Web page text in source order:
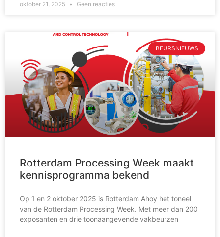
oktober 21, 2025 Geen reacties
BEURSNIEUWS
Rotterdam Processing Week maakt
kennisprogramma bekend
Op 1 en 2 oktober 2025 is Rotterdam Ahoy het toneel
van de Rotterdam Processing Week. Met meer dan 200
exposanten en drie toonaangevende vakbeurzen